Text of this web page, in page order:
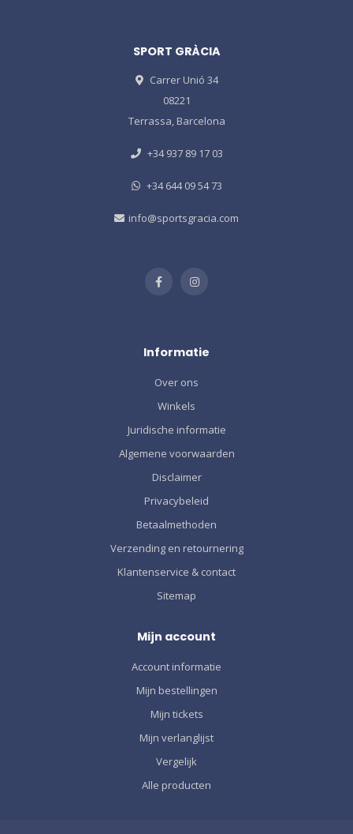
SPORT GRÀCIA
Carrer Unió 34
08221
Terrassa, Barcelona
+34 937 89 17 03
+34 644 09 54 73
info@sportsgracia.com
Informatie
Over ons
Winkels
Juridische informatie
Algemene voorwaarden
Disclaimer
Privacybeleid
Betaalmethoden
Verzending en retournering
Klantenservice & contact
Sitemap
Mijn account
Account informatie
Mijn bestellingen
Mijn tickets
Mijn verlanglijst
Vergelijk
Alle producten